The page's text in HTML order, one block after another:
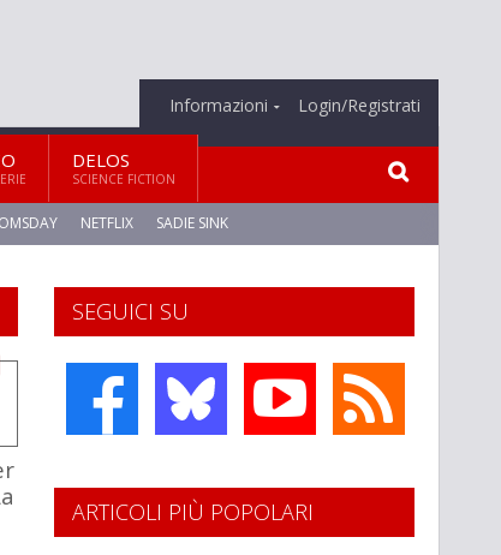
Informazioni Login/Registrati
DELOS
SCIENCE FICTION
NETFLIX SADIE SINK
SEGUICI SU
ARTICOLI PIÙ POPOLARI